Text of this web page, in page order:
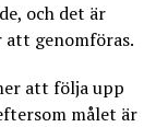
och det är
genomföras.
att följa upp
målet är